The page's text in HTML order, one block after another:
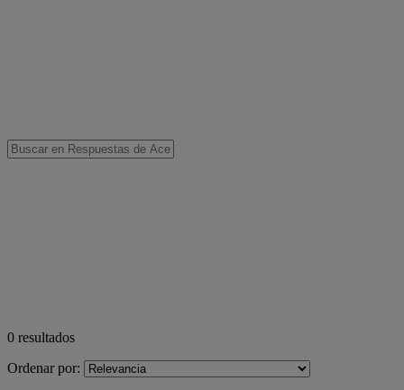
0 resultados
Ordenar por: